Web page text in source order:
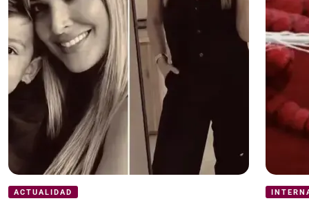
ACTUALIDAD